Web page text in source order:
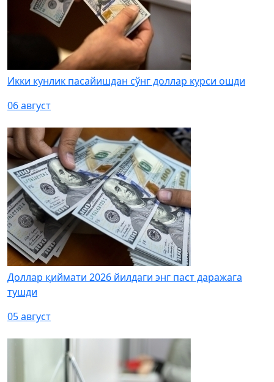
Икки кунлик пасайишдан сўнг доллар курси ошди
06 август
Доллар қиймати 2026 йилдаги энг паст даражага
тушди
05 август